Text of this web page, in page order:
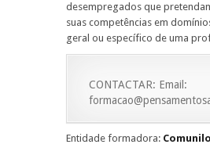
desempregados que
suas competências em
geral ou específico de uma
CONTACTAR: Email:
Entidade formadora: